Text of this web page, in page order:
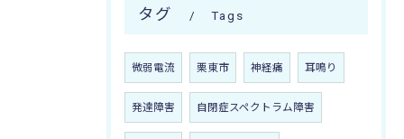
タグ Tags
微弱電流 栗東市 神経痛 耳鳴り
発達障害 自閉症スペクトラム障害